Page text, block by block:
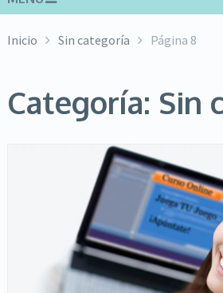
Inicio Sin categoría Página 8
Categoría: Sin